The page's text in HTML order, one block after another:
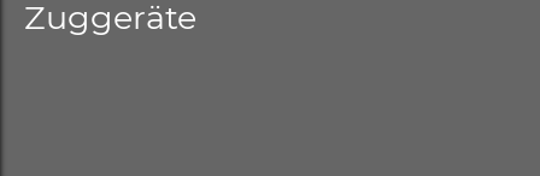
Zuggeräte